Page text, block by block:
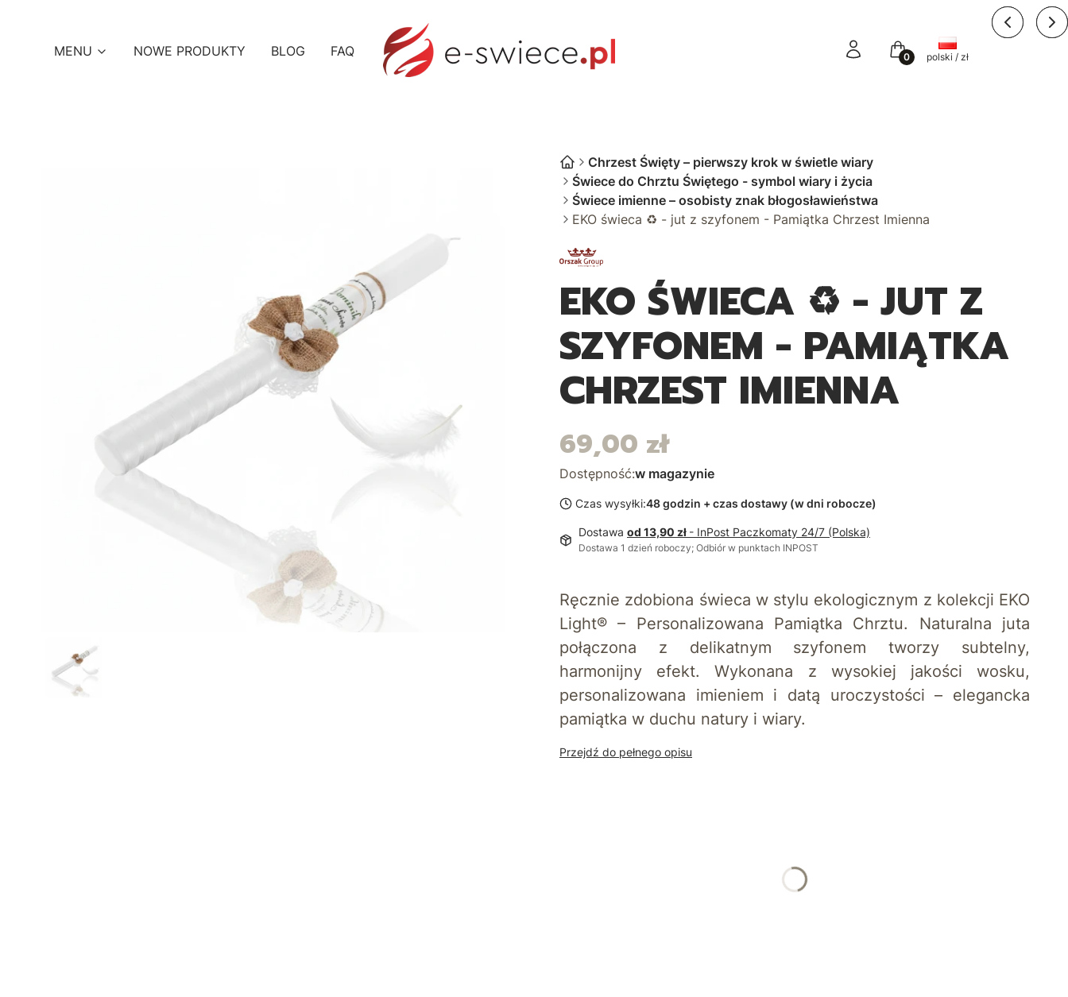
MENU NOWE PRODUKTY BLOG FAQ - NAJCZĘSTSZE PYTANIA FORMULARZ KONTAKTOWY Zaloguj sięKoszyk
polski / zł
Chrzest Święty – pierwszy krok w świetle wiary
Świece do Chrztu Świętego - symbol wiary i życia
Świece imienne – osobisty znak błogosławieństwa
EKO świeca ♻ - jut z szyfonem - Pamiątka Chrzest Imienna
EKO ŚWIECA ♻ - JUT Z
SZYFONEM - PAMIĄTKA
CHRZEST IMIENNA
Cena
69,00 zł
Dostępność:w magazynie
Czas wysyłki:48 godzin + czas dostawy (w dni robocze)
Dostawa od 13,90 zł - InPost Paczkomaty 24/7 (Polska)
Dostawa 1 dzień roboczy; Odbiór w punktach INPOST
Ręcznie zdobiona świeca w stylu ekologicznym z kolekcji EKO
Light® – Personalizowana Pamiątka Chrztu. Naturalna juta
połączona z delikatnym szyfonem tworzy subtelny,
harmonijny efekt. Wykonana z wysokiej jakości wosku,
personalizowana imieniem i datą uroczystości – elegancka
pamiątka w duchu natury i wiary.
Przejdź do pełnego opisu